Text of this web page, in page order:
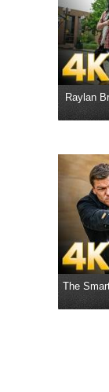
Raylan
The